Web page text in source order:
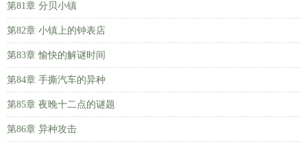
第81章 分贝小镇
第82章 小镇上的钟表店
第83章 愉快的解谜时间
第84章 手撕汽车的异种
第85章 夜晚十二点的谜题
第86章 异种攻击